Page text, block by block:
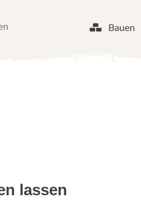
Bauen
lassen